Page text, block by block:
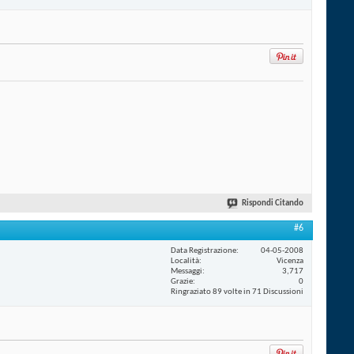
Rispondi Citando
#6
Data Registrazione
04-05-2008
Località
Vicenza
Messaggi
3,717
Grazie
0
Ringraziato 89 volte in 71 Discussioni